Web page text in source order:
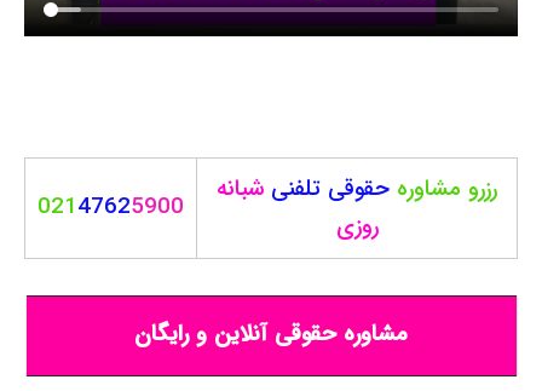
رزرو مشاوره حقوقی تلفنی شبانه
روزی
02147625900
مشاوره حقوقی آنلاین و رایگان